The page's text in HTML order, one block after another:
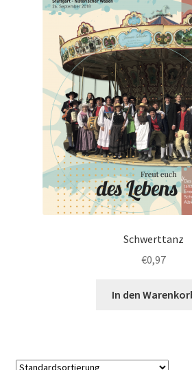
Schwerttanz
€0,97
In den